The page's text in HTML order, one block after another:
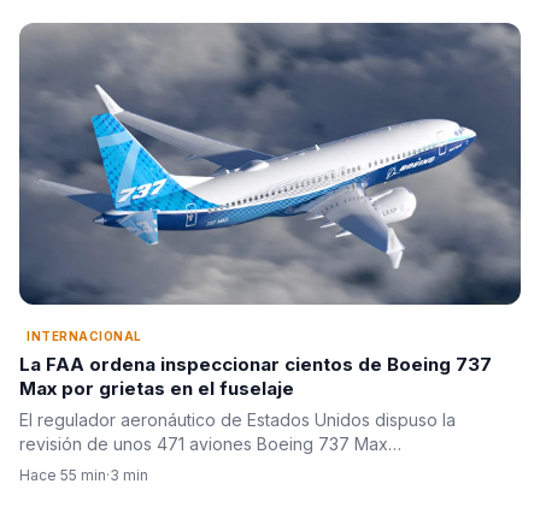
INTERNACIONAL
La FAA ordena inspeccionar cientos de Boeing 737
Max por grietas en el fuselaje
El regulador aeronáutico de Estados Unidos dispuso la
revisión de unos 471 aviones Boeing 737 Max…
Hace 55 min·3 min